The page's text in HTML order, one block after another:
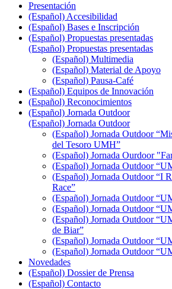
Presentación
(Español) Accesibilidad
(Español) Bases e Inscripción
(Español) Propuestas presentadas
(Español) Propuestas presentadas
(Español) Multimedia
(Español) Material de Apoyo
(Español) Pausa-Café
(Español) Equipos de Innovación
(Español) Reconocimientos
(Español) Jornada Outdoor
(Español) Jornada Outdoor
(Español) Jornada Outdoor
del Tesoro UMH”
(Español) Jornada Ourdoor
(Español) Jornada Outdoor
(Español) Jornada Outdoor “I
Race”
(Español) Jornada Outdoor
(Español) Jornada Outdoor
(Español) Jornada Outdoor
de Biar”
(Español) Jornada Outdoor
(Español) Jornada Outdoor
Novedades
(Español) Dossier de Prensa
(Español) Contacto